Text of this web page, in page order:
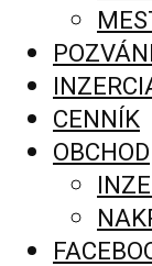
CENNÍK
OBCHOD